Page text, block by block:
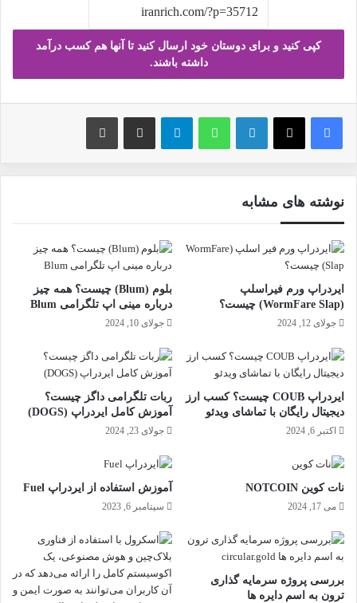
کپی کنید و برای دوستان خود ارسال کنید تا آنها هم کسب درآمد
داشته باشند.
فیس بوک X لینکدین واتس آپ تلگرام ارسال ایمیل چاپ
نوشته های مشابه
ایردراپ ورم فیراسلپ
(WormFare Slap) چیست؟
جولای 12, 2024
بلوم (Blum) چیست؟ همه چیز
درباره مینی اپ تلگرامی Blum
جولای 10, 2024
ایردراپ COUB چیست؟ کسب ارز
دیجیتال رایگان با تماشای ویدئو
اکتبر 6, 2024
ربات تلگرامی داگز چیست؟
آموزش کامل ایردراپ (DOGS)
جولای 23, 2024
نات کوین NOTCOIN
می 17, 2024
آموزش استفاده از ایردراپ Fuel
سپتامبر 6, 2023
بررسی پروژه سرمایه گذاری
ترون به اسم دایره ها